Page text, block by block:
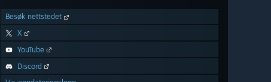
Besøk nettstedet
X
YouTube
Discord